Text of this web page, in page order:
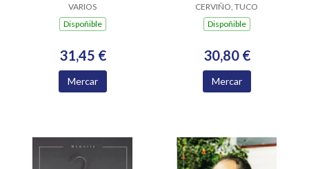
DEMOCRÁTICA EN
GALICIA
VARIOS
Dispoñible
31,45 €
Mercar
CERVIÑO, TUCO
Dispoñible
30,80 €
Mercar